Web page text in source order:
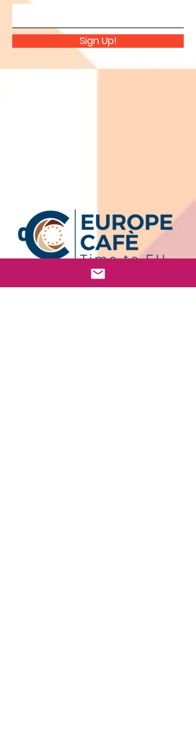
Sign Up!